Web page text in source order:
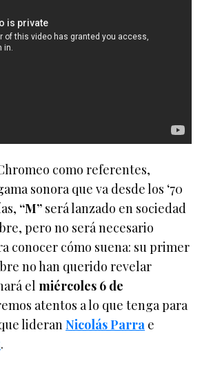
como referentes,
sonora que va desde los ‘70
“M” será lanzado en sociedad
pero no será necesario
conocer cómo suena: su primer
no han querido revelar
el miércoles 6 de
atentos a lo que tenga para
lideranNicolás Parra e
.